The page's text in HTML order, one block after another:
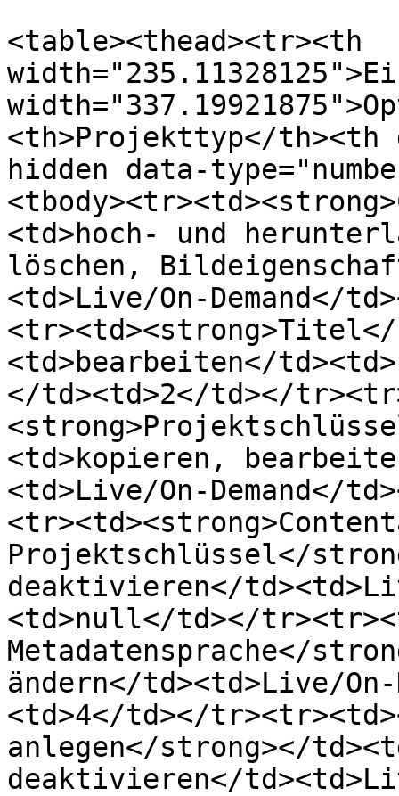
<table><thead><tr><th
<th>Projekttyp</th><th
hidden data-
<td>hoch- und
löschen,
<td>Live/On-Demand</
<td>bearbeiten</
</td><td>2</td></
<td>kopieren,
<td>Live/On-Demand</
Projektschlüssel</
deaktivieren</
<td>null</td></
Metadatensprache</
ändern</td><td>Live/
<td>4</td></
anlegen</strong></
deaktivieren</